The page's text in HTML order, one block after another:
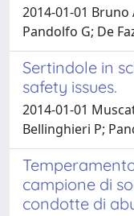
2014-01-01 Bruno
Pandolfo G; De
Sertindole in
safety issues.
2014-01-01
Bellinghieri P;
campione di
condotte di